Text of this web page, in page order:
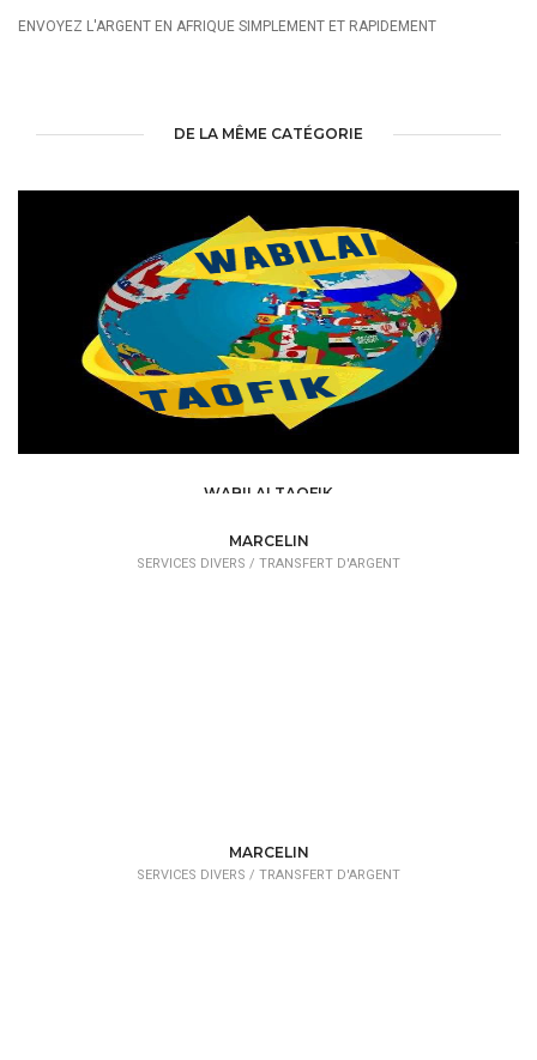
ENVOYEZ L'ARGENT EN AFRIQUE SIMPLEMENT ET RAPIDEMENT
DE LA MÊME CATÉGORIE
WABILAI TAOFIK
MARCELIN
SERVICES DIVERS / TRANSFERT D'ARGENT
MARCELIN
SERVICES DIVERS / TRANSFERT D'ARGENT